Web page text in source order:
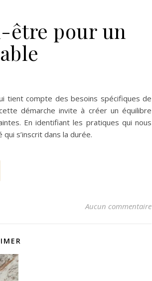
être pour un
tient compte des besoins spécifiques de
démarche invite à créer un équilibre
En identifiant les pratiques qui nous
s’inscrit dans la durée.
Aucun commentaire